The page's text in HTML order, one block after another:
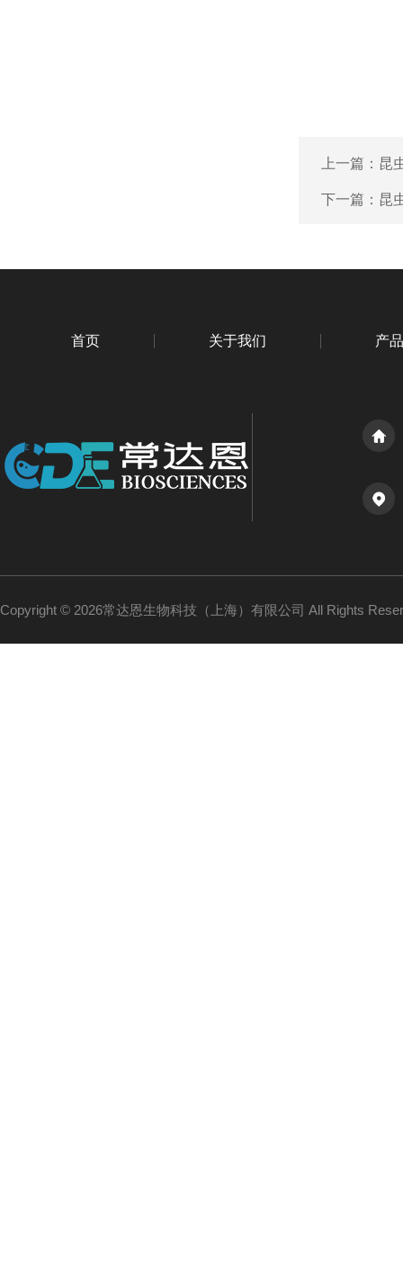
上一篇： 昆
下一篇： 昆
首页 关于我们 产
Copyright © 2026常达恩生物科技（上海）有限公司 All Rights